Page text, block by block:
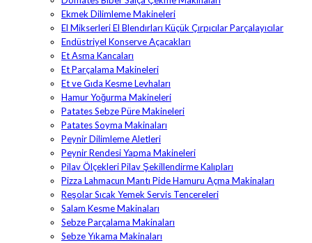
Ekmek Dilimleme Makineleri
El Mikserleri El Blendırları Küçük Çırpıcılar Parçalayıcılar
Endüstriyel Konserve Açacakları
Et Asma Kancaları
Et Parçalama Makineleri
Et ve Gıda Kesme Levhaları
Hamur Yoğurma Makineleri
Patates Sebze Püre Makineleri
Patates Soyma Makinaları
Peynir Dilimleme Aletleri
Peynir Rendesi Yapma Makineleri
Pilav Ölçekleri Pilav Şekillendirme Kalıpları
Pizza Lahmacun Mantı Pide Hamuru Açma Makinaları
Reşolar Sıcak Yemek Servis Tencereleri
Salam Kesme Makinaları
Sebze Parçalama Makinaları
Sebze Yıkama Makinaları